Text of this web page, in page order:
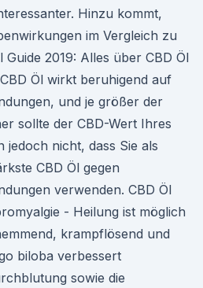
Hinzu kommt,
im Vergleich zu
2019: Alles über CBD Öl
Öl wirkt beruhigend auf
und je größer der
sollte der CBD-Wert Ihres
jedoch nicht, dass Sie als
CBD Öl gegen
verwenden. CBD Öl
- Heilung ist möglich
krampflösend und
biloba verbessert
sowie die